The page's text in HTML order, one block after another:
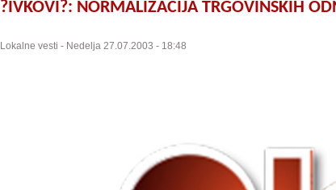
?IVKOVI?: NORMALIZACIJA TRGOVINSKIH
Lokalne vesti - Nedelja 27.07.2003 - 18:48